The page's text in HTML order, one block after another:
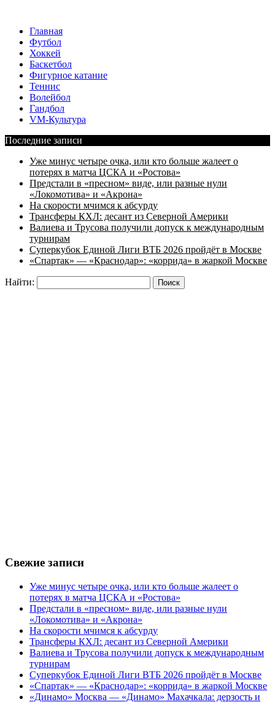
Главная
Футбол
Хоккей
Баскетбол
Фигурное катание
Теннис
Волейбол
Гандбол
VM-Культура
Последние записи
Уже минус четыре очка, или кто больше жалеет о
потерях в матча ЦСКА и «Ростова»
Предстали в «пресном» виде, или разные нули
«Локомотива» и «Акрона»
На скорости мчимся к абсурду
Трансферы КХЛ: десант из Северной Америки
Валиева и Трусова получили допуск к международным
турнирам
Суперкубок Единой Лиги ВТБ 2026 пройдёт в Москве
«Спартак» — «Краснодар»: «коррида» в жаркой Москве
Найти:
Свежие записи
Уже минус четыре очка, или кто больше жалеет о
потерях в матча ЦСКА и «Ростова»
Предстали в «пресном» виде, или разные нули
«Локомотива» и «Акрона»
На скорости мчимся к абсурду
Трансферы КХЛ: десант из Северной Америки
Валиева и Трусова получили допуск к международным
турнирам
Суперкубок Единой Лиги ВТБ 2026 пройдёт в Москве
«Спартак» — «Краснодар»: «коррида» в жаркой Москве
«Динамо» Москва — «Динамо» Махачкала: дерзость и